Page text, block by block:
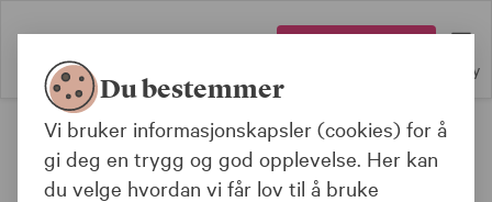
Meny
Forsiden
Du bestemmer
Vi bruker informasjonskapsler (cookies) for å
gi deg en trygg og god opplevelse. Her kan
du velge hvordan vi får lov til å bruke